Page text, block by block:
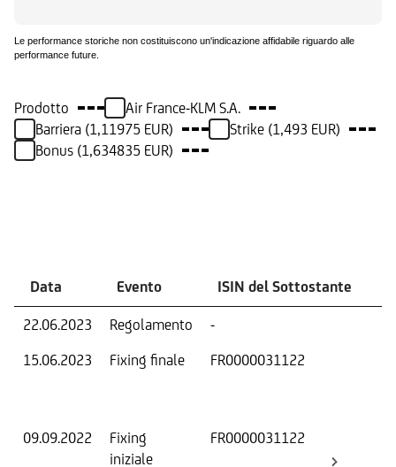
Le performance storiche non costituiscono un'indicazione affidabile riguardo alle
performance future.
Prodotto
Air France-KLM S.A.
Barriera (1,11975 EUR)
Strike (1,493 EUR)
Bonus (1,634835 EUR)
Data Evento ISIN del Sottostante
22.06.2023 Regolamento -
15.06.2023
Fixing finale FR0000031122
09.09.2022
Fixing
iniziale
FR0000031122